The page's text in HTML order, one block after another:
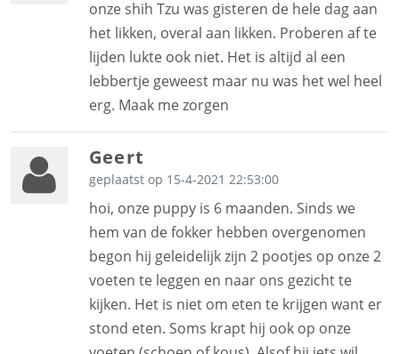
onze shih Tzu was gisteren de hele dag aan
het likken, overal aan likken. Proberen af te
lijden lukte ook niet. Het is altijd al een
lebbertje geweest maar nu was het wel heel
erg. Maak me zorgen
Geert
geplaatst op 15-4-2021 22:53:00
hoi, onze puppy is 6 maanden. Sinds we
hem van de fokker hebben overgenomen
begon hij geleidelijk zijn 2 pootjes op onze 2
voeten te leggen en naar ons gezicht te
kijken. Het is niet om eten te krijgen want er
stond eten. Soms krapt hij ook op onze